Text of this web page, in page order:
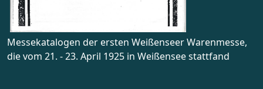
Messekatalogen der ersten Weißenseer Warenmesse,
die vom 21. - 23. April 1925 in Weißensee stattfand